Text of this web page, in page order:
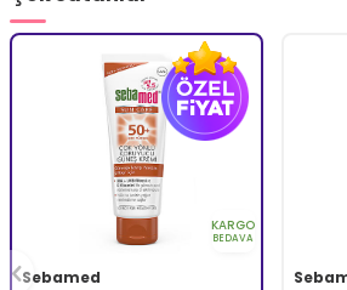
KARGO
BEDAVA
Sebamed